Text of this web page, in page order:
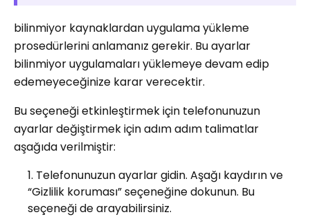
bilinmiyor kaynaklardan uygulama yükleme
prosedürlerini anlamanız gerekir. Bu ayarlar
bilinmiyor uygulamaları yüklemeye devam edip
edemeyeceğinize karar verecektir.
Bu seçeneği etkinleştirmek için telefonunuzun
ayarlar değiştirmek için adım adım talimatlar
aşağıda verilmiştir:
Telefonunuzun ayarlar gidin. Aşağı kaydırın ve
“Gizlilik koruması” seçeneğine dokunun. Bu
seçeneği de arayabilirsiniz.